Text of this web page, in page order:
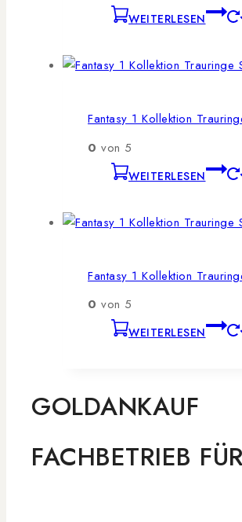
WEITERLESEN
Fantasy 1 Kollektion
0 von 5
WEITERLESEN
Fantasy 1 Kollektion
0 von 5
WEITERLESEN
GOLDANKAUF
FACHBETRIEB